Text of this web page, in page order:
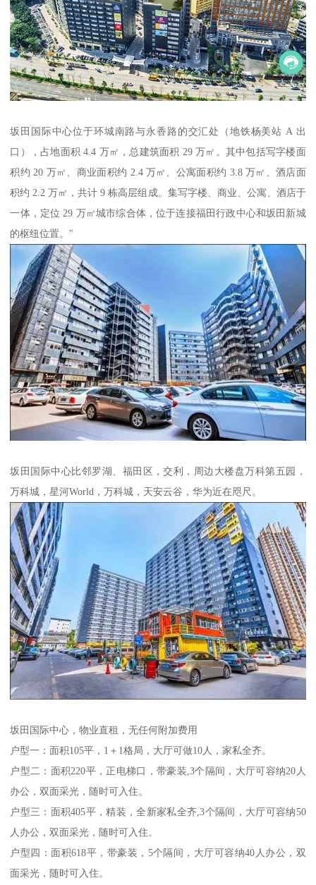
坂田国际中心位于环城南路与永香路的交汇处（地铁杨美站 A 出
口），占地面积 4.4 万㎡，总建筑面积 29 万㎡。其中包括写字楼面
积约 20 万㎡、商业面积约 2.4 万㎡、公寓面积约 3.8 万㎡、酒店面
积约 2.2 万㎡，共计 9 栋高层组成。集写字楼、商业、公寓、酒店于
一体，定位 29 万㎡城市综合体，位于连接福田行政中心和坂田新城
的枢纽位置。"
坂田国际中心比邻罗湖、福田区，交利，周边大楼盘万科第五园，
万科城，星河World，万科城，天安云谷，华为近在咫尺。
坂田国际中心，物业直租，无任何附加费用
户型一：面积105平，1＋1格局，大厅可做10人，家私全齐。
户型二：面积220平，正电梯口，带豪装,3个隔间，大厅可容纳20人
办公，双面采光，随时可入住。
户型三：面积405平，精装，全新家私全齐,3个隔间，大厅可容纳50
人办公，双面采光，随时可入住。
户型四：面积618平，带豪装，5个隔间，大厅可容纳40人办公，双
面采光，随时可入住。